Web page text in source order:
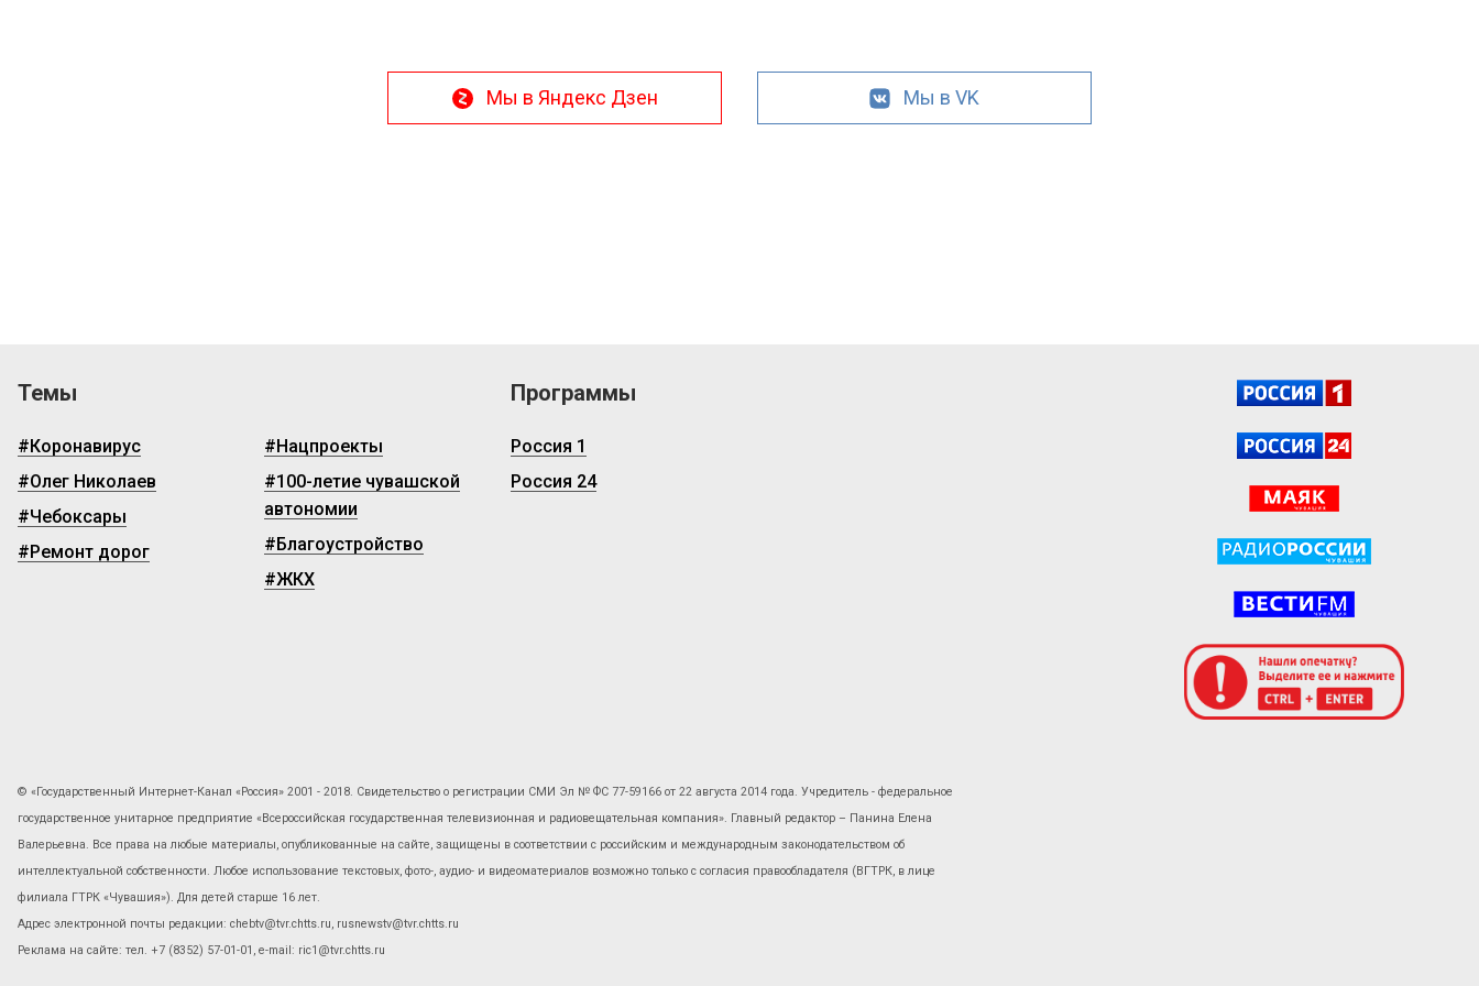
Мы в Яндекс Дзен Мы в VK
Темы
#Коронавирус
#Олег Николаев
#Чебоксары
#Ремонт дорог
#Нацпроекты
#100-летие чувашской
автономии
#Благоустройство
#ЖКХ
Программы
Россия 1
Россия 24
© «Государственный Интернет-Канал «Россия» 2001 - 2018. Свидетельство о регистрации СМИ Эл № ФС 77-59166 от 22 августа 2014 года. Учредитель - федеральное
государственное унитарное предприятие «Всероссийская государственная телевизионная и радиовещательная компания». Главный редактор – Панина Елена
Валерьевна. Все права на любые материалы, опубликованные на сайте, защищены в соответствии с российским и международным законодательством об
интеллектуальной собственности. Любое использование текстовых, фото-, аудио- и видеоматериалов возможно только с согласия правообладателя (ВГТРК, в лице
филиала ГТРК «Чувашия»). Для детей старше 16 лет.
Адрес электронной почты редакции: chebtv@tvr.chtts.ru, rusnewstv@tvr.chtts.ru
Реклама на сайте: тел. +7 (8352) 57-01-01, е-mail: ric1@tvr.chtts.ru